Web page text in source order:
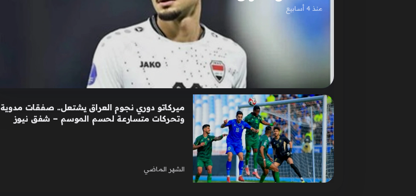
منذ 4 أسابيع
ميركاتو دوري نجوم العراق يشتعل.. صفقات مدوية
وتحركات متسارعة لحسم الموسم – شفق نيوز
الشهر الماضي